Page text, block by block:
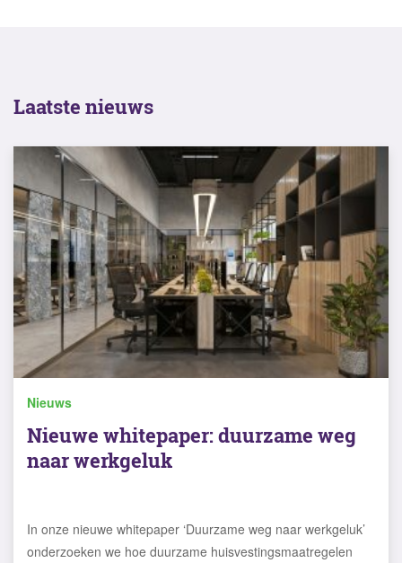
Laatste nieuws
Nieuws
Nieuwe whitepaper: duurzame weg
naar werkgeluk
In onze nieuwe whitepaper ‘Duurzame weg naar werkgeluk’
onderzoeken we hoe duurzame huisvestingsmaatregelen